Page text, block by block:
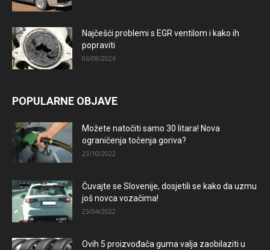
Najčešći problemi s EGR ventilom i kako ih
popraviti
06/08/2026
POPULARNE OBJAVE
Možete natočiti samo 30 litara! Nova
ograničenja točenja goriva?
23/10/2022
Čuvajte se Slovenije, dosjetili se kako da uzmu
još novca vozačima!
23/04/2022
Ovih 5 proizvođača guma valja zaobilaziti u